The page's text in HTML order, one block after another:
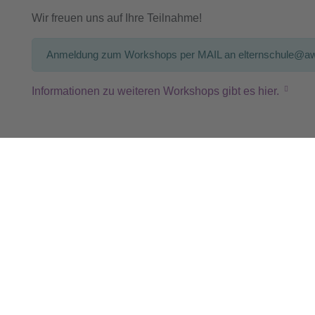
Wir freuen uns auf Ihre Teilnahme!
Anmeldung zum Workshops per MAIL an
Informationen zu weiteren Workshops gibt es hier.